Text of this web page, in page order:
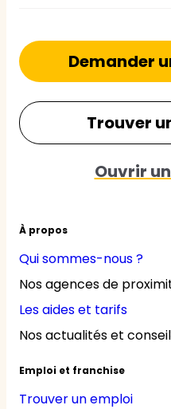
À propos
Qui sommes-nous ?
Nos agences de
Les aides et tarifs
Nos actualités et
Emploi et franchise
Trouver un emploi
Demander
Trouver
Ouvrir